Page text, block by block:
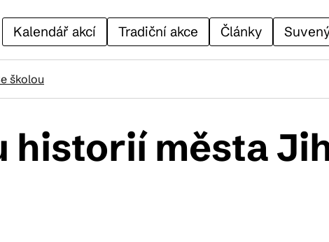
Kalendář akcí Tradiční akce Články
školou
historií města